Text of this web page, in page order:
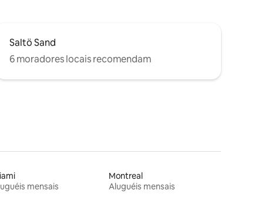
Saltö Sand
6 moradores locais recomendam
mensais
Montreal
Aluguéis mensais